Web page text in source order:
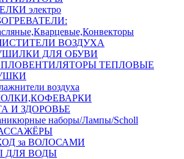
электро
ВОЗДУХА
ДЛЯ ОБУВИ
ТЕПЛОВЫЕ
воздуха
И ЗДОРОВЬЕ
наборы/Лампы/Scholl
за ВОЛОСАМИ
ДЛЯ ВОДЫ